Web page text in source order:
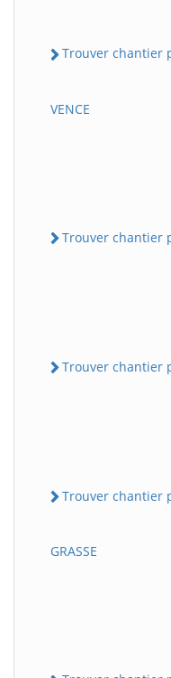
Trouver chantier
VENCE
Trouver chantier
Trouver chantier
Trouver chantier
GRASSE